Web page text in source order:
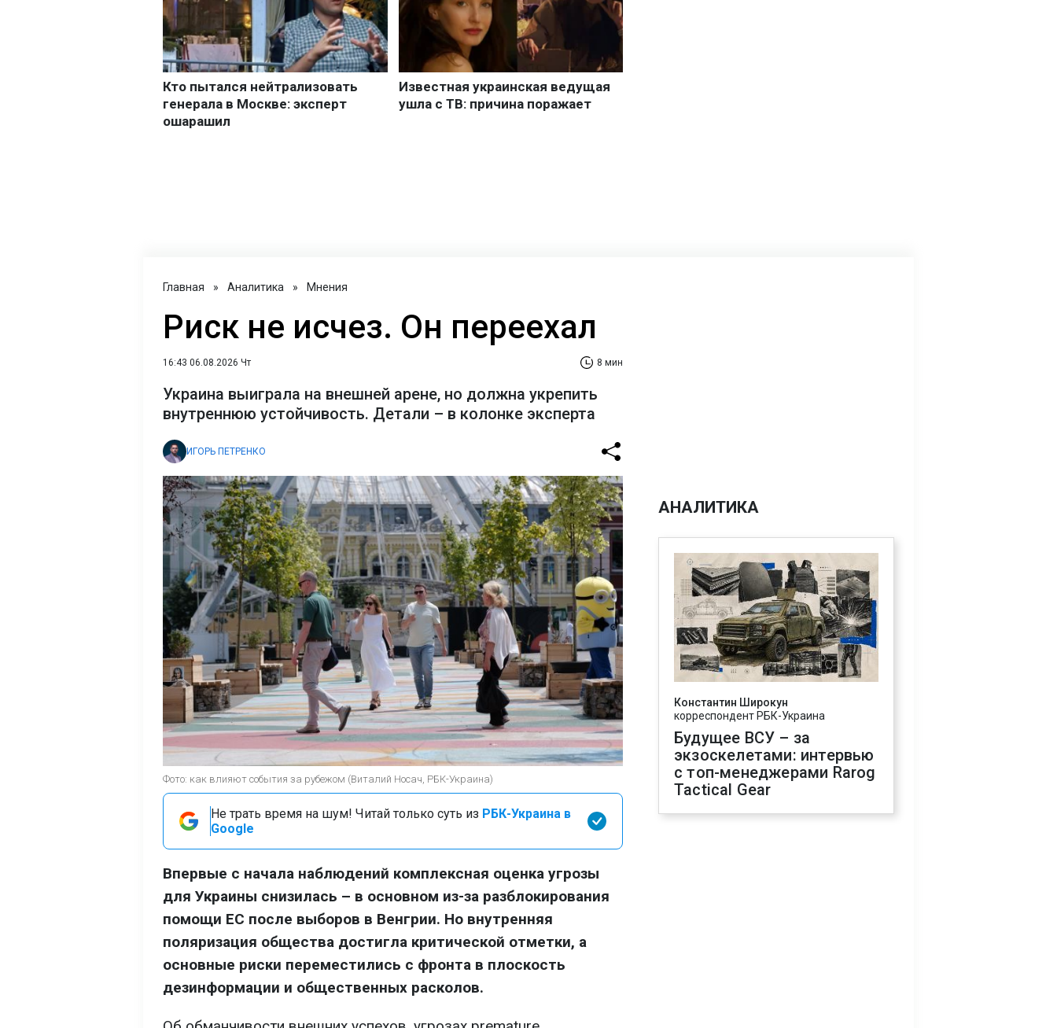
Главная » Аналитика » Мнения
Риск не исчез. Он переехал
16:43 06.08.2026 Чт 8 мин
Украина выиграла на внешней арене, но должна укрепить
внутреннюю устойчивость. Детали – в колонке эксперта
ИГОРЬ ПЕТРЕНКО
Фото: как влияют события за рубежом (Виталий Носач, РБК-Украина)
Не трать время на шум! Читай только суть из РБК-Украина в
Google
Впервые с начала наблюдений комплексная оценка угрозы
для Украины снизилась – в основном из-за разблокирования
помощи ЕС после выборов в Венгрии. Но внутренняя
поляризация общества достигла критической отметки, а
основные риски переместились с фронта в плоскость
дезинформации и общественных расколов.
АНАЛИТИКА
Константин Широкун
корреспондент РБК-Украина
Будущее ВСУ – за
экзоскелетами: интервью
с топ-менеджерами Rarog
Tactical Gear